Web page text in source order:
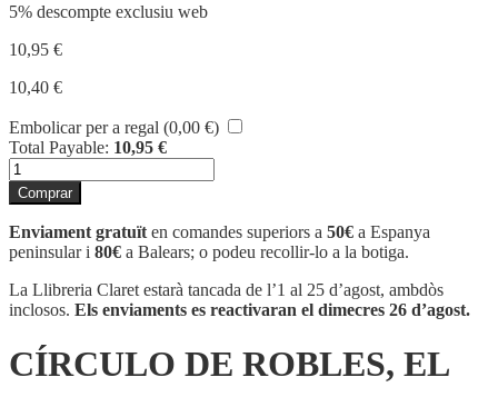
5% descompte exclusiu web
10,95 €
10,40 €
Embolicar per a regal (0,00 €)
Total Payable: 10,95 €
quantitat
de
CÍRCULO
DE
ROBLES,
EL
Comprar
Enviament gratuït en comandes superiors a 50€ a Espanya
peninsular i 80€ a Balears; o podeu recollir-lo a la botiga.
La Llibreria Claret estarà tancada de l’1 al 25 d’agost, ambdòs
inclosos. Els enviaments es reactivaran el dimecres 26 d’agost.
CÍRCULO DE ROBLES, EL